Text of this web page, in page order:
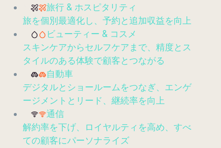
旅行 & ホスピタリティ
旅を個別最適化し、予約と追加収益を向上
ビューティー & コスメ
スキンケアからセルフケアまで、精度とス
タイルのある体験で顧客とつながる
自動車
デジタルとショールームをつなぎ、エンゲ
ージメントとリード、継続率を向上
通信
解約率を下げ、ロイヤルティを高め、すべ
ての顧客にパーソナライズ